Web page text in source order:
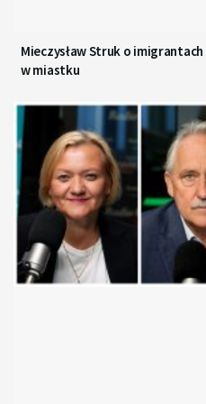
Mieczysław Struk o
w miastku